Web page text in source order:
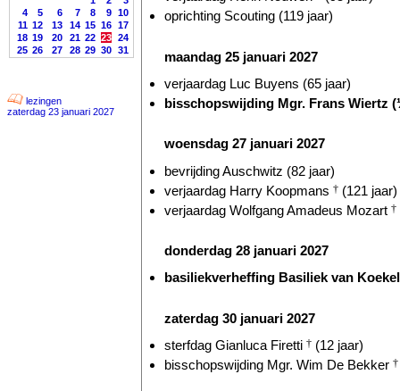
4
5 6 7 8 9 10
11 12 13 14 15 16 17
18 19 20 21 22 23 24
25 26 27 28 29 30 31
lezingen
zaterdag 23 januari 2027
oprichting Scouting (119 jaar)
maandag 25 januari 2027
verjaardag Luc Buyens (65 jaar)
bisschopswijding Mgr. Frans Wiertz
woensdag 27 januari 2027
bevrijding Auschwitz (82 jaar)
verjaardag Harry Koopmans † (121 jaar)
verjaardag Wolfgang Amadeus Mozart †
donderdag 28 januari 2027
basiliekverheffing Basiliek van
zaterdag 30 januari 2027
sterfdag Gianluca Firetti † (12 jaar)
bisschopswijding Mgr. Wim De Bekker †